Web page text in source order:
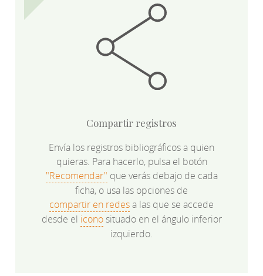
Compartir registros
Envía los registros bibliográficos a quien
quieras. Para hacerlo, pulsa el botón
"Recomendar" que verás debajo de cada
ficha, o usa las opciones de
compartir en redesa las que se accede
desde el iconosituado en el ángulo inferior
izquierdo.